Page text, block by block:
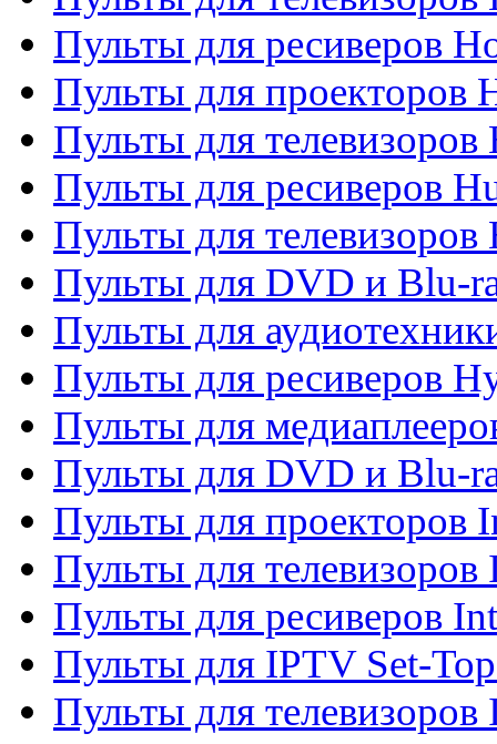
Пульты для ресиверов
Пульты для проекторов
Пульты для телевизоров
Пульты для ресиверов
Пульты для
Пульты для DVD и Blu-
Пульты для
Пульты для ресиверов
Пульты для
Пульты для DVD и Blu-
Пульты для проекторов
Пульты для
Пульты для ресиверов
Пульты для IPTV Set-
Пульты для телевизоров